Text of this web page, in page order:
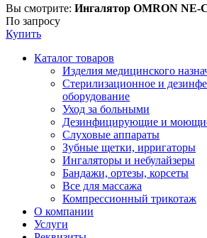
Вы смотрите: Ингалятор OMRON NE-
По запросу
Купить
Каталог товаров
Изделия медицинского
Стерилизационное и
оборудование
Уход за больными
Дезинфицирующие и моющие
Слуховые аппараты
Зубные щетки, ирригаторы
Ингаляторы и небулайзеры
Бандажи, ортезы, корсеты
Все для массажа
Компрессионный трикотаж
О компании
Услуги